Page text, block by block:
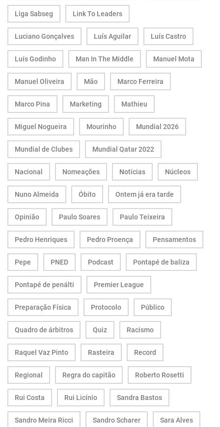
Liga Sabseg Link To Leaders
Luciano Gonçalves Luís Aguilar Luís Castro
Luís Godinho Man In The Middle Manuel Mota
Manuel Oliveira Mão Marco Ferreira
Marco Pina Marketing Mathieu
Miguel Nogueira Mourinho Mundial 2026
Mundial de Clubes Mundial Qatar 2022
Nacional Nomeações Notícias Núcleos
Nuno Almeida Óbito Ontem já era tarde
Opinião Paulo Soares Paulo Teixeira
Pedro Henriques Pedro Proença Pensamentos
Pepe PNED Podcast Pontapé de baliza
Pontapé de penálti Premier League
Preparação Física Protocolo Público
Quadro de árbitros Quiz Racismo
Raquel Vaz Pinto Rasteira Record
Regional Regra do capitão Roberto Rosetti
Rui Costa Rui Licínio Sandra Bastos
Sandro Meira Ricci Sandro Scharer Sara Alves